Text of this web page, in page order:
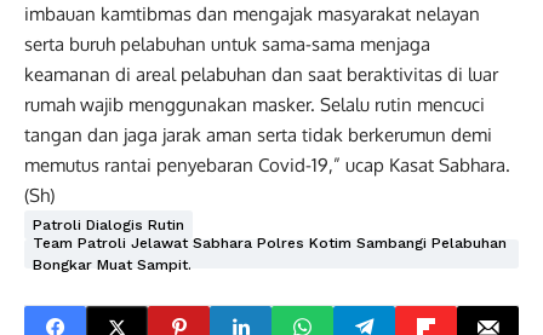
imbauan kamtibmas dan mengajak masyarakat nelayan
serta buruh pelabuhan untuk sama-sama menjaga
keamanan di areal pelabuhan dan saat beraktivitas di luar
rumah wajib menggunakan masker. Selalu rutin mencuci
tangan dan jaga jarak aman serta tidak berkerumun demi
memutus rantai penyebaran Covid-19,” ucap Kasat Sabhara.
(Sh)
Patroli Dialogis Rutin
Team Patroli Jelawat Sabhara Polres Kotim Sambangi Pelabuhan
Bongkar Muat Sampit.